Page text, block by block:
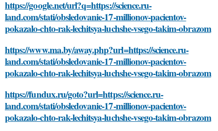
https://google.net/url?q=https://science.ru-
land.com/stati/obsledovanie-17-millionov-pacientov-
pokazalo-chto-rak-lechitsya-luchshe-vsego-takim-obrazom
https://www.ma.by/away.php?url=https://science.ru-
land.com/stati/obsledovanie-17-millionov-pacientov-
pokazalo-chto-rak-lechitsya-luchshe-vsego-takim-obrazom
https://fundux.ru/goto?url=https://science.ru-
land.com/stati/obsledovanie-17-millionov-pacientov-
pokazalo-chto-rak-lechitsya-luchshe-vsego-takim-obrazom